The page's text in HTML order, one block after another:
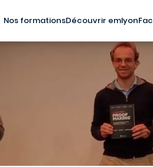
Nos formationsDécouvrir emlyon